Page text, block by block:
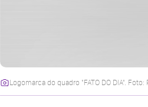
Logomarca do quadro "FATO DO DIA". Foto: